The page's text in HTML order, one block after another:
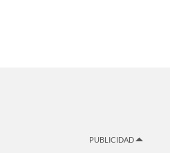
PUBLICIDAD